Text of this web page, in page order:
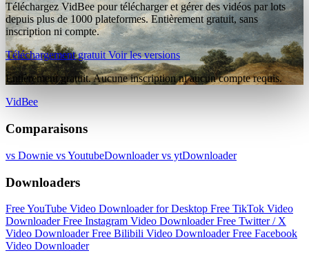
Téléchargez VidBee pour télécharger et gérer des vidéos par lots
depuis plus de 1000 plateformes. Entièrement gratuit, sans
inscription ni compte.
Téléchargement gratuitVoir les versions
Entièrement gratuit. Aucune inscription ni aucun compte requis.
VidBee
Comparaisons
vs Downie vs YoutubeDownloadervs ytDownloader
Downloaders
Free YouTube Video Downloader for Desktop Free TikTok Video
DownloaderFree Instagram Video DownloaderFree Twitter / X
Video DownloaderFree Bilibili Video DownloaderFree Facebook
Video Downloader